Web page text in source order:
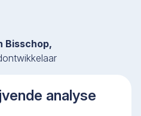
Bisschop,
analyse